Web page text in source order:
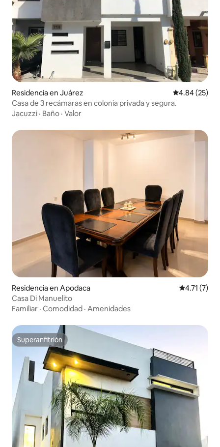
Residencia en Juárez Calificación
4.84 (25)
Casa de 3 recámaras en colonia privada y segura.
Jacuzzi · Baño · Valor
Residencia en Apodaca Calificación
4.71 (7)
Casa Di Manuelito
Familiar · Comodidad · Amenidades
Superanfitrión
Superanfitrión